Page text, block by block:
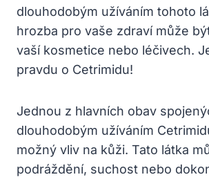
dlouhodobým užíváním tohoto
hrozba pro vaše zdraví může
vaší kosmetice nebo léčivech.
pravdu o Cetrimidu!
Jednou z hlavních obav
dlouhodobým užíváním
možný vliv na kůži. Tato látka
podráždění, suchost nebo